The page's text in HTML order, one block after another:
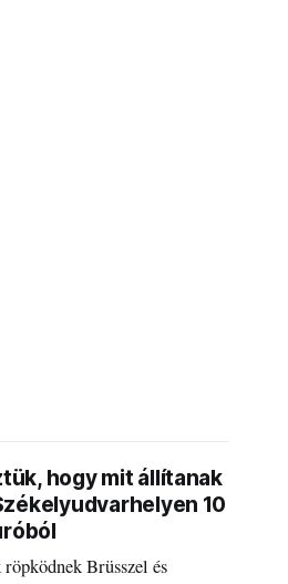
hogy mit állítanak
10
Brüsszel és